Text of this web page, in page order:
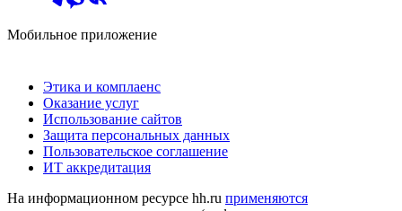
Мобильное приложение
Этика и комплаенс
Оказание услуг
Использование сайтов
Защита персональных данных
Пользовательское соглашение
ИТ аккредитация
На информационном ресурсе hh.ru применяются